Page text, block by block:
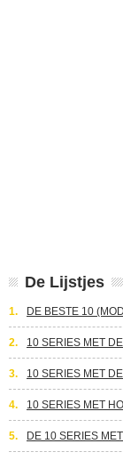
De Lijstjes
1. DE BESTE 10
2. 10 SERIES MET
3. 10 SERIES MET
4. 10 SERIES MET
5. DE 10 SERIES